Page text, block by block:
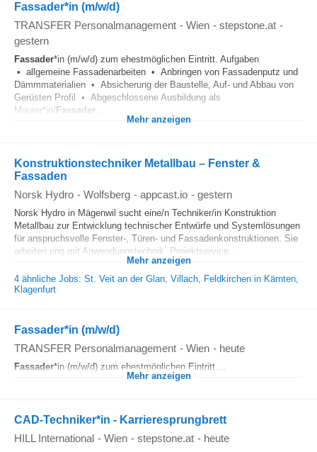
Fassader*in (m/w/d)
TRANSFER Personalmanagement - Wien - stepstone.at -
gestern
Fassader*in (m/w/d) zum ehestmöglichen Eintritt. Aufgaben
• allgemeine Fassadenarbeiten • Anbringen von Fassadenputz und
Dämmmaterialien • Absicherung der Baustelle, Auf- und Abbau von
Gerüsten Profil • Abgeschlossene Ausbildung als
Maurer*in/Fassader
Mehr anzeigen
Konstruktionstechniker Metallbau – Fenster &
Fassaden
Norsk Hydro - Wolfsberg - appcast.io - gestern
Norsk Hydro in Mägenwil sucht eine/n Techniker/in Konstruktion
Metallbau zur Entwicklung technischer Entwürfe und Systemlösungen
für anspruchsvolle Fenster-, Türen- und Fassadenkonstruktionen. Sie
arbeiten eng mit Anwendungstechnik, Projektservice...
Mehr anzeigen
4 ähnliche Jobs: St. Veit an der Glan, Villach, Feldkirchen in Kärnten,
Klagenfurt
Fassader*in (m/w/d)
TRANSFER Personalmanagement - Wien - heute
Fassader*in (m/w/d) zum ehestmöglichen Eintritt....
Mehr anzeigen
CAD-Techniker*in - Karrieresprungbrett
HILL International - Wien - stepstone.at - heute